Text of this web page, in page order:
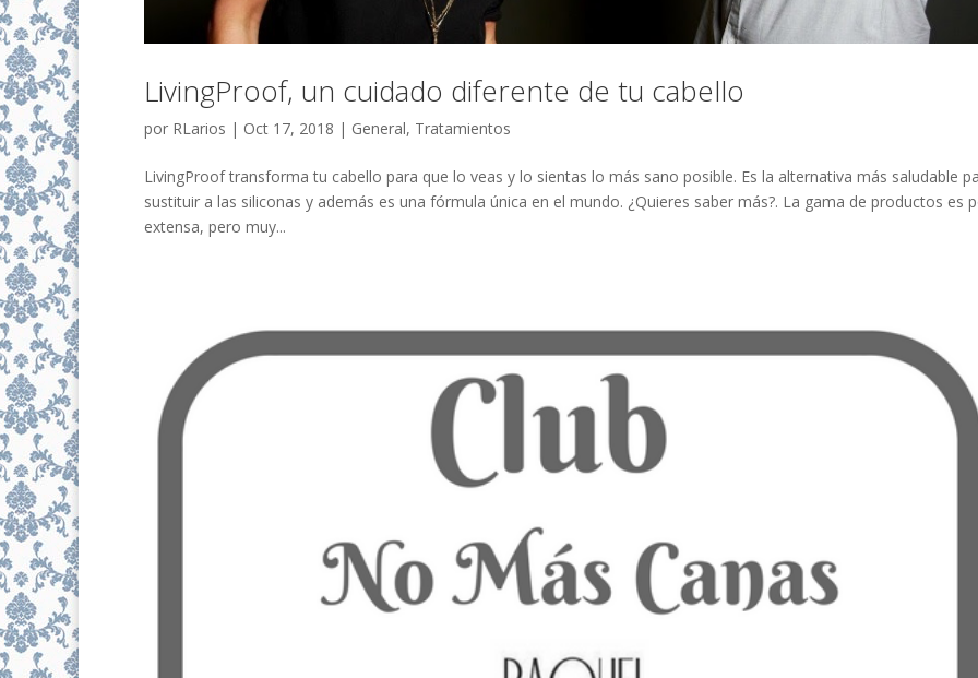
LivingProof, un cuidado diferente de tu cabello
por RLarios | Oct 17, 2018 | General, Tratamientos
LivingProof transforma tu cabello para que lo veas y lo sientas lo más sano posible. Es la alternativa más saludable
sustituir a las siliconas y además es una fórmula única en el mundo. ¿Quieres saber más?. La gama de productos es
extensa, pero muy...